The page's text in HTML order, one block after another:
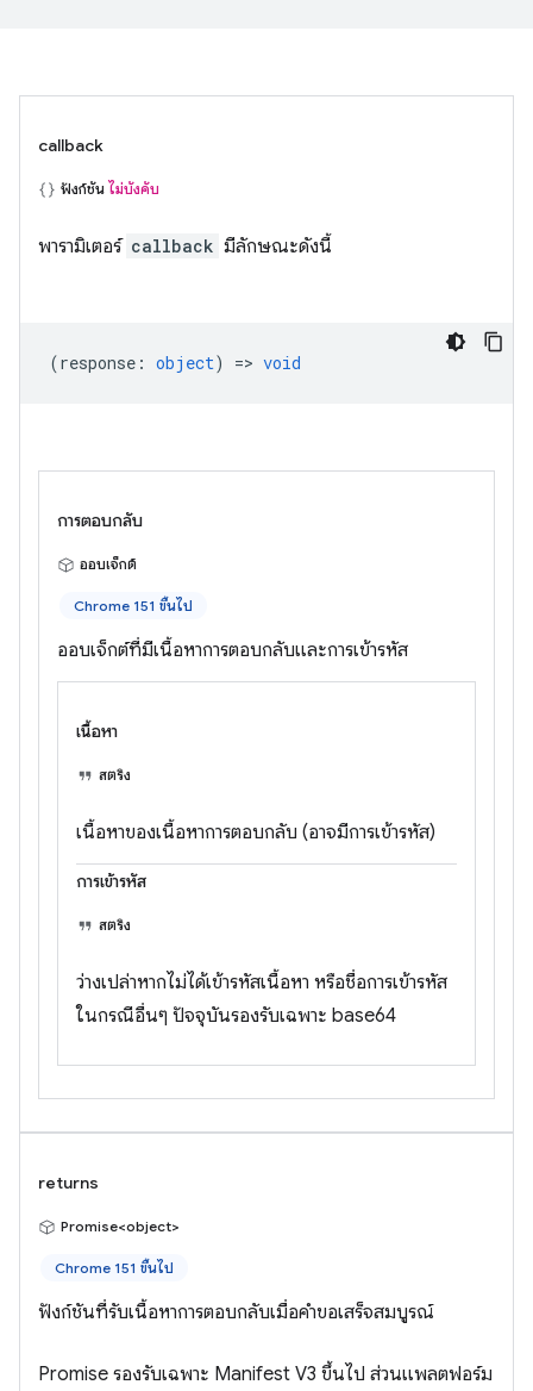
callback
ฟังก์ชัน ไม่บังคับ
พารามิเตอร์ callback มีลักษณะดังนี้
(response : object) => void
การตอบกลับ
ออบเจ็กต์
Chrome 151 ขึ้นไป
ออบเจ็กต์ที่มีเนื้อหาการตอบกลับและการเข้ารหัส
เนื้อหา
สตริง
เนื้อหาของเนื้อหาการตอบกลับ (อาจมีการเข้ารหัส)
การเข้ารหัส
สตริง
ว่างเปล่าหากไม่ได้เข้ารหัสเนื้อหา หรือชื่อการเข้ารหัส
ในกรณีอื่นๆ ปัจจุบันรองรับเฉพาะ base64
returns
Promise<object>
Chrome 151 ขึ้นไป
ฟังก์ชันที่รับเนื้อหาการตอบกลับเมื่อคำขอเสร็จสมบูรณ์
Promise รองรับเฉพาะ Manifest V3 ขึ้นไป ส่วนแพลตฟอร์ม